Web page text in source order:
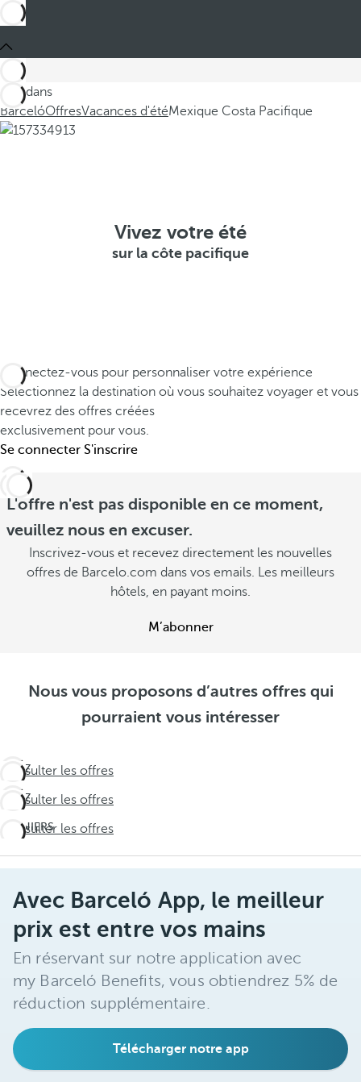
Ces dans
BarcelóOffresVacances d'étéMexique Costa Pacifique
Vivez votre été
sur la côte pacifique
Connectez-vous pour personnaliser votre expérience
Sélectionnez la destination où vous souhaitez voyager et vous
recevrez des offres créées
exclusivement pour vous.
Se connecter S'inscrire
L'offre n'est pas disponible en ce moment,
veuillez nous en excuser.
Inscrivez-vous et recevez directement les nouvelles
offres de Barcelo.com dans vos emails. Les meilleurs
hôtels, en payant moins.
M’abonner
Nous vous proposons d’autres offres qui
pourraient vous intéresser
VIVEZ
Travel
deeper
Consulter les offres
VIVEZ
Travel
deeper
Consulter les offres
DERNIERS
pas l'été
vous
échapper
Consulter les offres
Avec Barceló App, le meilleur
prix est entre vos mains
En réservant sur notre application avec
my Barceló Benefits, vous obtiendrez 5% de
réduction supplémentaire.
Télécharger notre app